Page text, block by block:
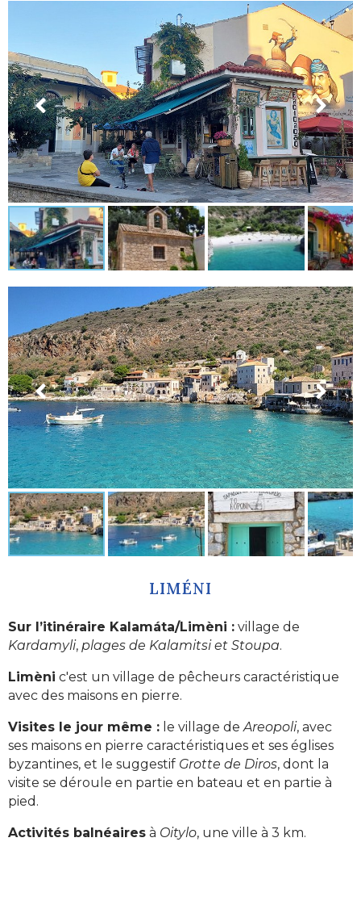
LIMÉNI
Sur l’itinéraire Kalamáta/Limèni : village de
Kardamyli, plages de Kalamitsi et Stoupa.
Limèni c'est un village de pêcheurs caractéristique
avec des maisons en pierre.
Visites le jour même : le village de Areopoli, avec
ses maisons en pierre caractéristiques et ses églises
byzantines, et le suggestif Grotte de Diros, dont la
visite se déroule en partie en bateau et en partie à
pied.
Activités balnéaires à Oitylo, une ville à 3 km.